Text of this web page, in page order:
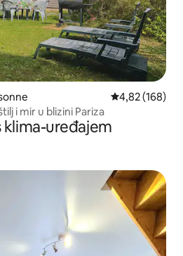
Prosječna
4,82 (168)
i mir u blizini Pariza
klima-uređajem
s oznakom „Odabrali gosti”